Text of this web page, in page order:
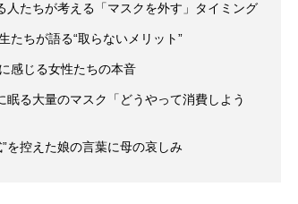
たちが考える「マスクを外す」タイミング
ちが語る“取らないメリット”
感じる女性たちの本音
る大量のマスク「どうやって消費しよう
を控えた娘の言葉に母の哀しみ